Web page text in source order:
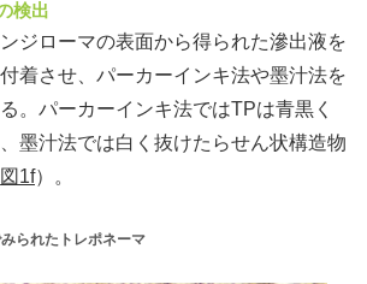
検出
ジローマの表面から得られた滲出液を
着させ、パーカーインキ法や墨汁法を
。パーカーインキ法ではTPは青黒く
墨汁法では白く抜けたらせん状構造物
図1f）。
られたトレポネーマ